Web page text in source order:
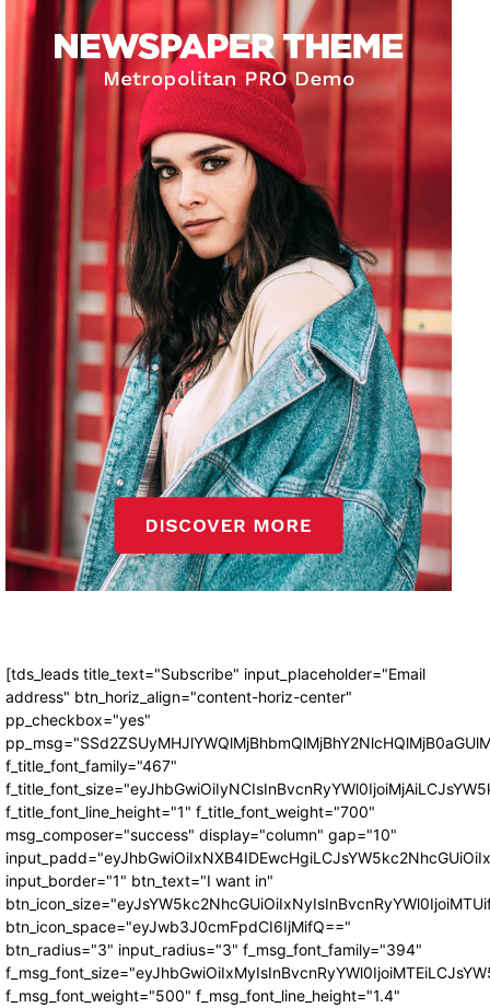
[tds_leads title_text="Subscribe" input_placeholder="Email
address" btn_horiz_align="content-horiz-center"
pp_checkbox="yes"
f_title_font_family="467"
f_title_font_line_height="1" f_title_font_weight="700"
msg_composer="success" display="column" gap="10"
input_border="1" btn_text="I want in"
btn_icon_space="eyJwb3J0cmFpdCI6IjMifQ=="
btn_radius="3" input_radius="3" f_msg_font_family="394"
f_msg_font_weight="500" f_msg_font_line_height="1.4"